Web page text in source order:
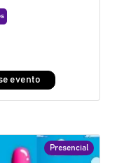
evento
Presencial